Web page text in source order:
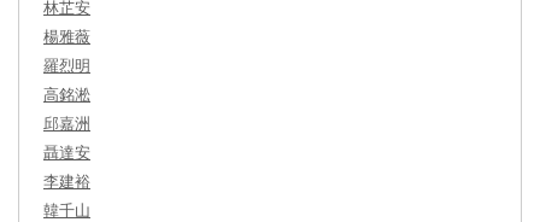
林芷安
楊雅薇
羅烈明
高銘淞
邱嘉洲
聶達安
李建裕
韓千山